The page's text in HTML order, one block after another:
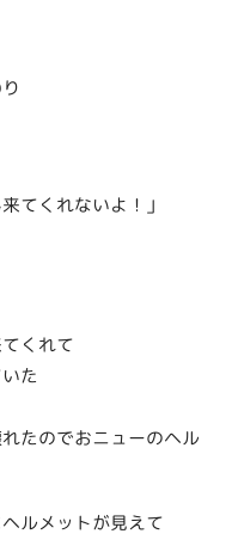
てくれないよ！」
くれて
た
たのでおニューのヘル
ルメットが見えて